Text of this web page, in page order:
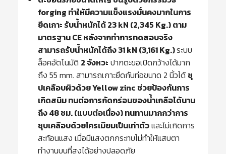
forging ทำให้มีความแข็งแรงมั่นคงมากในการ
ยึดเกาะ รับน้ำหนักได้ 23 kN (2,345 Kg.) ตาม
มาตรฐาน CE หลังจากทำการทดสอบจริง
สามารถรับน้ำหนักได้ถึง 31 kN (3,161 Kg.)ระบบ
ล็อคอัตโนมัติ 2 จังหวะ ปากตะขอเปิดกว้างได้มาก
ถึง 55 mm. สามารถเกาะยึดกับท่อขนาด 2 นิ้วได้ชุ
ปเคลือบผิวด้วย Yellow zinc ช่วยป้องกันการ
เกิดสนิม ทนต่อการกัดกร่อนของน้ำเกลือได้นาน
ถึง 48 ชม. (แบบต่อเนื่อง) ทนทานมากกว่าการ
ชุบเคลือบด้วยโครเมียมเป็นเท่าตัวและไม่เกิดการ
สะท้อนแสง เมื่อมีแสงตกกระทบไม่ทำให้แสบตา
ทำงานบนที่สูงได้อย่างปลอดภัย